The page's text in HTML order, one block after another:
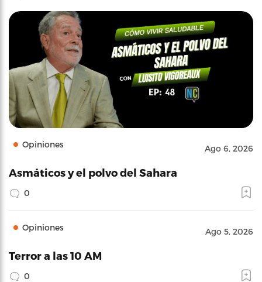
Opiniones Ago 6, 2026
Asmáticos y el polvo del Sahara
0
Opiniones Ago 5, 2026
Terror a las 10 AM
0